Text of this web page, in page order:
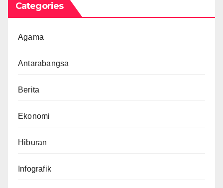
Categories
Agama
Antarabangsa
Berita
Ekonomi
Hiburan
Infografik